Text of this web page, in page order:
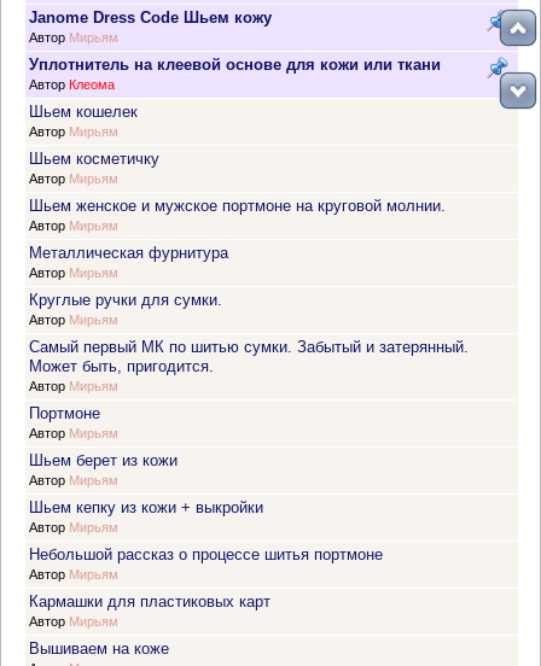
Janome Dress Code Шьем кожу
Автор Мирьям
Уплотнитель на клеевой основе для кожи или ткани
Автор Клеома
Шьем кошелек
Автор Мирьям
Шьем косметичку
Автор Мирьям
Шьем женское и мужское портмоне на круговой молнии.
Автор Мирьям
Металлическая фурнитура
Автор Мирьям
Круглые ручки для сумки.
Автор Мирьям
Самый первый МК по шитью сумки. Забытый и затерянный.
Может быть, пригодится.
Автор Мирьям
Портмоне
Автор Мирьям
Шьем берет из кожи
Автор Мирьям
Шьем кепку из кожи + выкройки
Автор Мирьям
Небольшой рассказ о процессе шитья портмоне
Автор Мирьям
Кармашки для пластиковых карт
Автор Мирьям
Вышиваем на коже